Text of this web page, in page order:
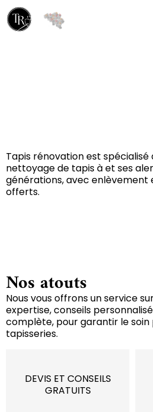
Tapis rénovation est spécialisé
nettoyage de tapis à et ses
générations, avec enlèvement
offerts.
Nos atouts
Nous vous offrons un service
expertise, conseils
complète, pour garantir le
tapisseries.
DEVIS ET CONSEILS
GRATUITS